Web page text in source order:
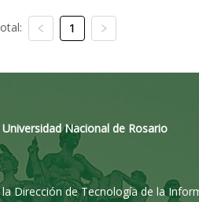
1
Nacional de Rosario
Dirección de Tecnología de la